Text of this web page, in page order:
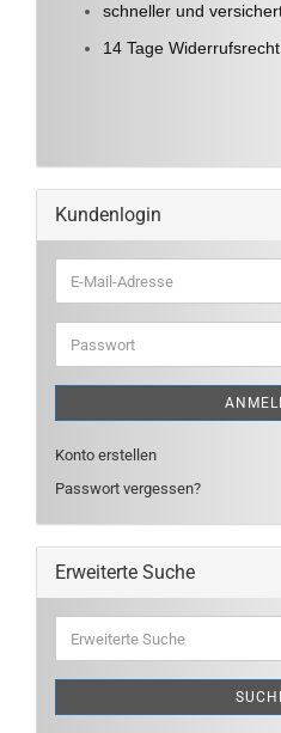
schneller und
14 Tage
Kundenlogin
E-
Mail-
Adresse
Passwort
Konto erstellen
Passwort vergessen?
Erweiterte Suche
Suche